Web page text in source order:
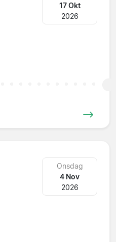
17 Okt
2026
Onsdag
4 Nov
2026